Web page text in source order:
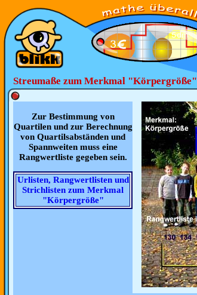
Streumaße zum Merkmal "Körpergröße"
Zur Bestimmung von
Quartilen und zur Berechnung
von Quartilsabständen und
Spannweiten muss eine
Rangwertliste gegeben sein.
Urlisten, Rangwertlisten und
Strichlisten zum Merkmal
"Körpergröße"